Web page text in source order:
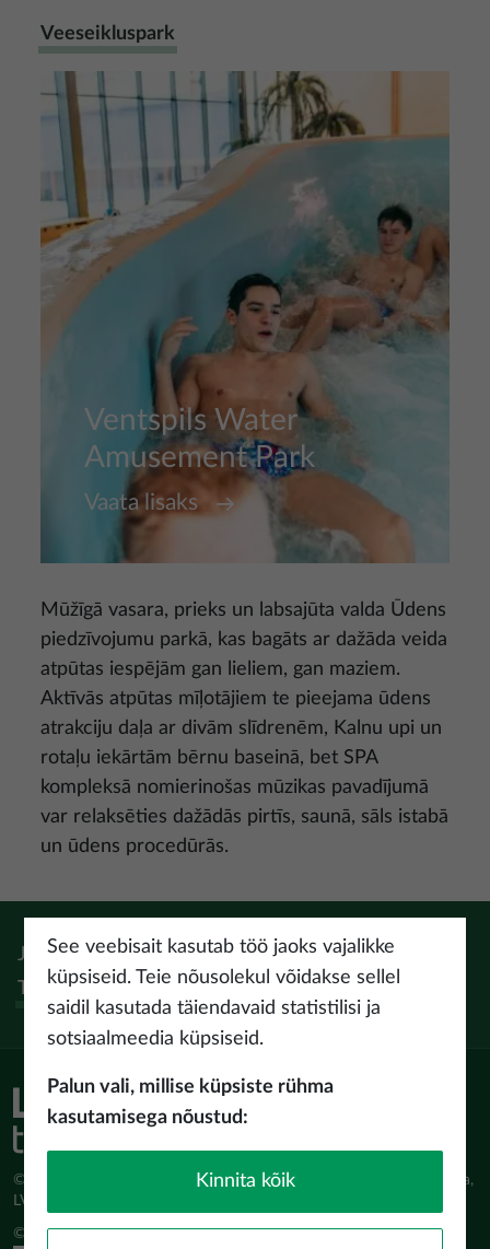
Veeseikluspark
Ventspils Water
Amusement Park
Vaata lisaks
Mūžīgā vasara, prieks un labsajūta valda Ūdens
piedzīvojumu parkā, kas bagāts ar dažāda veida
atpūtas iespējām gan lieliem, gan maziem.
Aktīvās atpūtas mīļotājiem te pieejama ūdens
atrakciju daļa ar divām slīdrenēm, Kalnu upi un
rotaļu iekārtām bērnu baseinā, bet SPA
kompleksā nomierinošas mūzikas pavadījumā
var relaksēties dažādās pirtīs, saunā, sāls istabā
un ūdens procedūrās.
Jälgi:InstagramFacebookPinterestYoutubeThreads
Tiktok
© Latvijas Investīciju un attīstības aģentūra (LIAA) Pērses iela 2, Rīga,
LV-1442 www.liaa.gov.lv
© 2026 latvia.travel. All rights reserved
See veebisait kasutab töö jaoks vajalikke
küpsiseid. Teie nõusolekul võidakse sellel
saidil kasutada täiendavaid statistilisi ja
sotsiaalmeedia küpsiseid.
Palun vali, millise küpsiste rühma
kasutamisega nõustud:
Kinnita kõik